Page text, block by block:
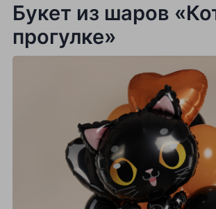
Букет из шаров
прогулке»